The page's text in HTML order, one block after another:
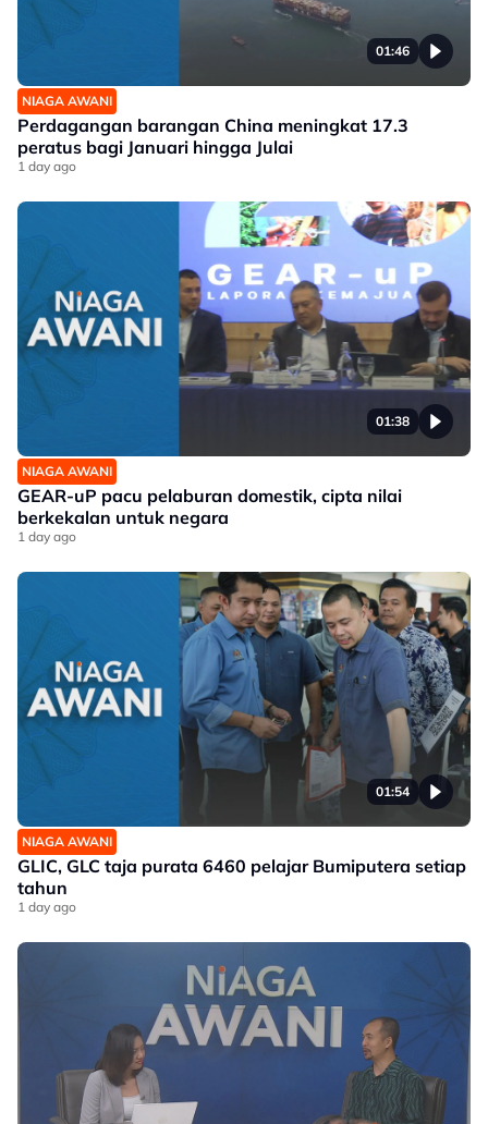
01:46
NIAGA AWANI
Perdagangan barangan China meningkat 17.3
peratus bagi Januari hingga Julai
1 day ago
01:38
NIAGA AWANI
GEAR-uP pacu pelaburan domestik, cipta nilai
berkekalan untuk negara
1 day ago
01:54
NIAGA AWANI
GLIC, GLC taja purata 6460 pelajar Bumiputera setiap
tahun
1 day ago